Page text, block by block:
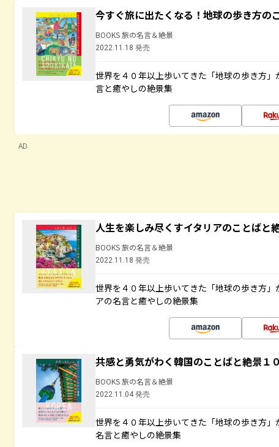
今すぐ旅に出たくなる！地球の歩き方の
BOOKS 旅の名言＆絶景
2022.11.18 発売
世界を４０年以上歩いてきた「地球の歩き方
言と癒やしの絶景集
AD
人生を楽しみ尽くすイタリアのことばと
BOOKS 旅の名言＆絶景
2022.11.18 発売
世界を４０年以上歩いてきた「地球の歩き方
アの名言と癒やしの絶景集
共感と勇気がわく韓国のことばと絶景１
BOOKS 旅の名言＆絶景
2022.11.04 発売
世界を４０年以上歩いてきた「地球の歩き方
名言と癒やしの絶景集